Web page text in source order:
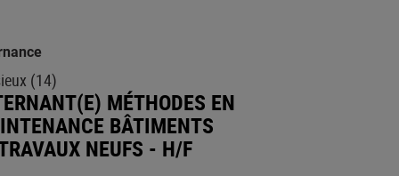
(14)
MÉTHODES EN
BÂTIMENTS
NEUFS - H/F